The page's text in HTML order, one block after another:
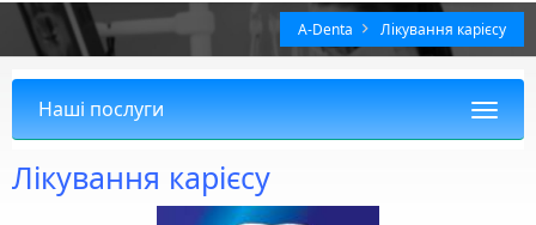
A-Denta Лікування карієсу
Наші послуги
Лікування карієсу